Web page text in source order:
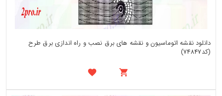
دانلود نقشه اتوماسیون و نقشه های برق نصب و راه اندازی برق طرح
(کد74847)